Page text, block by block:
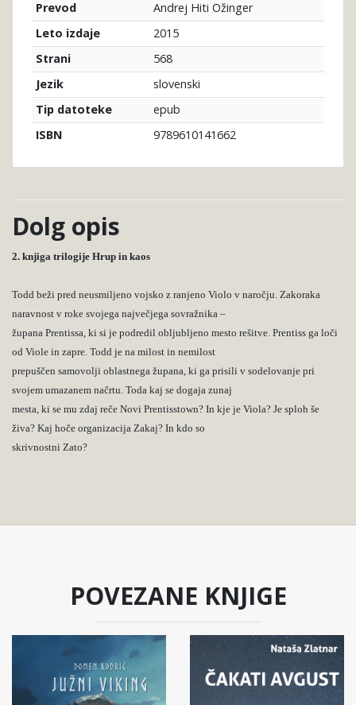
Prevod
Andrej Hiti Ožinger
Leto izdaje
2015
Strani
568
Jezik
slovenski
Tip datoteke
epub
ISBN
9789610141662
Dolg opis
2. knjiga trilogije Hrup in kaos
Todd beži pred neusmiljeno vojsko z ranjeno Violo v naročju. Zakoraka
naravnost v roke svojega največjega sovražnika –
župana Prentissa, ki si je podredil obljubljeno mesto rešitve. Prentiss ga loči
od Viole in zapre. Todd je na milost in nemilost
prepuščen samovolji oblastnega župana, ki ga prisili v sodelovanje pri
svojem umazanem načrtu. Toda kaj se dogaja zunaj
mesta, ki se mu zdaj reče Novi Prentisstown? In kje je Viola? Je sploh še
živa? Kaj hoče organizacija Zakaj? In kdo so
skrivnostni Zato?
POVEZANE KNJIGE